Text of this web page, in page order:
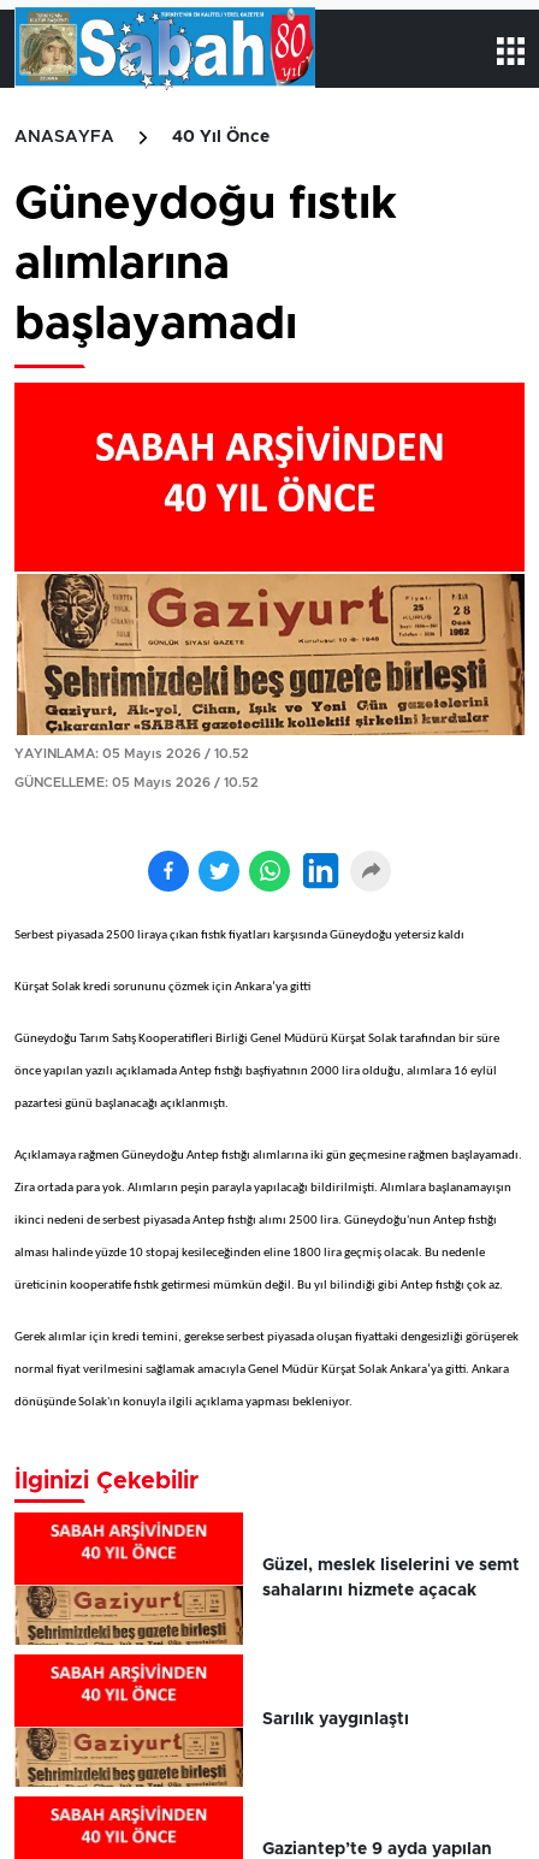
ANASAYFA 40 Yıl Önce
Güneydoğu fıstık
alımlarına
başlayamadı
YAYINLAMA: 05 Mayıs 2026 / 10.52
GÜNCELLEME: 05 Mayıs 2026 / 10.52
Serbest piyasada 2500 liraya çıkan fıstık fiyatları karşısında Güneydoğu yetersiz kaldı
Kürşat Solak kredi sorununu çözmek için Ankara’ya gitti
Güneydoğu Tarım Satış Kooperatifleri Birliği Genel Müdürü Kürşat Solak tarafından bir süre
önce yapılan yazılı açıklamada Antep fıstığı başfiyatının 2000 lira olduğu, alımlara 16 eylül
pazartesi günü başlanacağı açıklanmıştı.
Açıklamaya rağmen Güneydoğu Antep fıstığı alımlarına iki gün geçmesine rağmen başlayamadı.
Zira ortada para yok. Alımların peşin parayla yapılacağı bildirilmişti. Alımlara başlanamayışın
ikinci nedeni de serbest piyasada Antep fıstığı alımı 2500 lira. Güneydoğu'nun Antep fıstığı
alması halinde yüzde 10 stopaj kesileceğinden eline 1800 lira geçmiş olacak. Bu nedenle
üreticinin kooperatife fıstık getirmesi mümkün değil. Bu yıl bilindiği gibi Antep fıstığı çok az.
Gerek alımlar için kredi temini, gerekse serbest piyasada oluşan fiyattaki dengesizliği görüşerek
normal fiyat verilmesini sağlamak amacıyla Genel Müdür Kürşat Solak Ankara’ya gitti. Ankara
dönüşünde Solak'ın konuyla ilgili açıklama yapması bekleniyor.
İlginizi Çekebilir
Güzel, meslek liselerini ve semt
sahalarını hizmete açacak
Sarılık yaygınlaştı
Gaziantep’te 9 ayda yapılan